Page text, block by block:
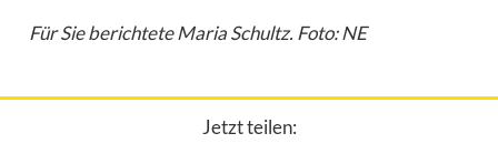
Für Sie berichtete Maria Schultz. Foto: NE
Jetzt teilen: